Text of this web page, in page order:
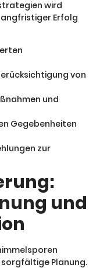
wird
Erfolg
von
und
Gegebenheiten
zur
und
Planung.